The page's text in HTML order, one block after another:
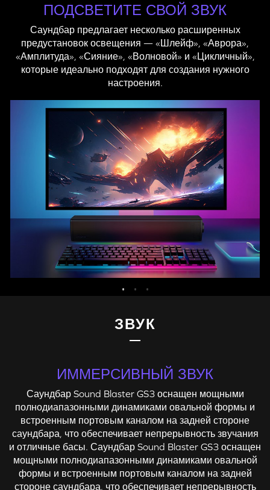
ПОДСВЕТИТЕ СВОЙ ЗВУК
Саундбар предлагает несколько расширенных
предустановок освещения — «Шлейф», «Аврора»,
«Амплитуда», «Сияние», «Волновой» и «Цикличный»,
которые идеально подходят для создания нужного
настроения.
ЗВУК
ИММЕРСИВНЫЙ ЗВУК
Саундбар Sound Blaster GS3 оснащен мощными
полнодиапазонными динамиками овальной формы и
встроенным портовым каналом на задней стороне
саундбара, что обеспечивает непрерывность звучания
и отличные басы. Саундбар Sound Blaster GS3 оснащен
мощными полнодиапазонными динамиками овальной
формы и встроенным портовым каналом на задней
стороне саундбара, что обеспечивает непрерывность